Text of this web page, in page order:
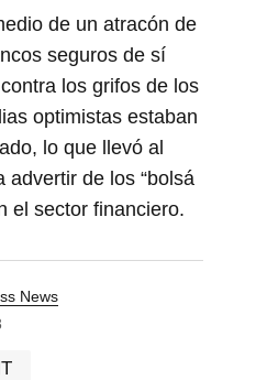
de un atracón de
seguros de sí
los grifos de los
optimistas estaban
lo que llevó al
advertir de los “bolsá
el sector financiero.
News